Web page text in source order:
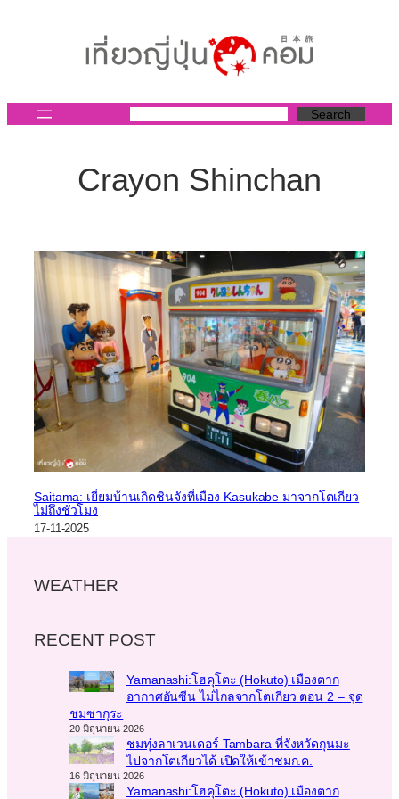
Search
Crayon Shinchan
Saitama: เยี่ยมบ้านเกิดชินจังที่เมือง Kasukabe มาจากโตเกียว
ไม่ถึงชั่วโมง
17-11-2025
WEATHER
RECENT POST
Yamanashi:โฮคุโตะ (Hokuto) เมืองตาก
อากาศอันซีน ไม่ไกลจากโตเกียว ตอน 2 – จุด
ชมซากุระ
20 มิถุนายน 2026
ชมทุ่งลาเวนเดอร์ Tambara ที่จังหวัดกุนมะ
ไปจากโตเกียวได้ เปิดให้เข้าชมก.ค.
16 มิถุนายน 2026
Yamanashi:โฮคุโตะ (Hokuto) เมืองตาก